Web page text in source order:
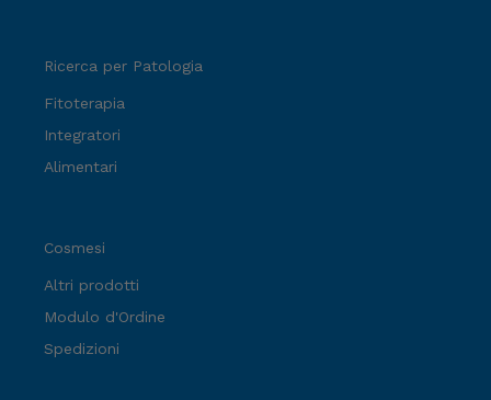
Ricerca per Patologia
Fitoterapia
Integratori
Alimentari
Cosmesi
Altri prodotti
Modulo d'Ordine
Spedizioni